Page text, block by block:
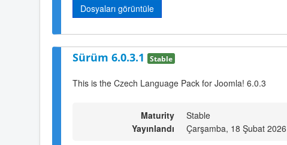
Dosyaları görüntüle
Sürüm 6.0.3.1 Stable
This is the Czech Language Pack for Joomla! 6.0.3
Maturity
Stable
Yayınlandı
Çarşamba, 18 Şubat